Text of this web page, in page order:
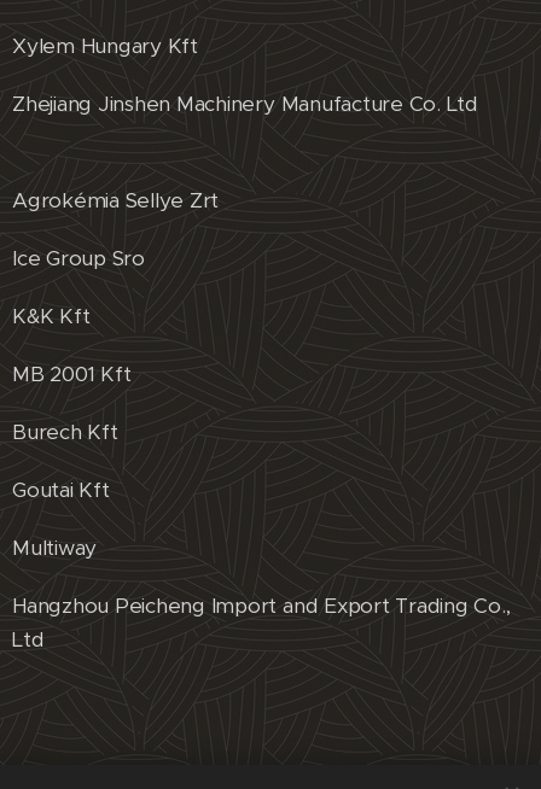
Xylem Hungary Kft
Zhejiang Jinshen Machinery Manufacture Co. Ltd
Agrokémia Sellye Zrt
Ice Group Sro
K&K Kft
MB 2001 Kft
Burech Kft
Goutai Kft
Multiway
Hangzhou Peicheng Import and Export Trading Co.,
Ltd